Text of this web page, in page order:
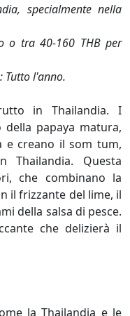
specialmente nella
o tra 40-160 THB per
Tutto l'anno.
in Thailandia. I
papaya matura,
e creano il som tum,
Thailandia. Questa
che combinano la
il frizzante del lime, il
della salsa di pesce.
che delizierà il
la Thailandia e le